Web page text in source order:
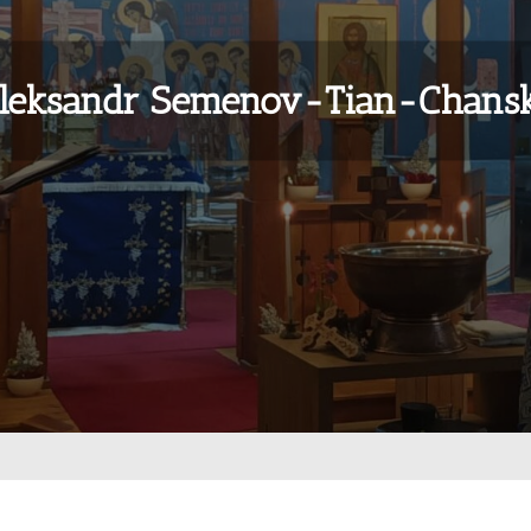
Semenov-Tian-